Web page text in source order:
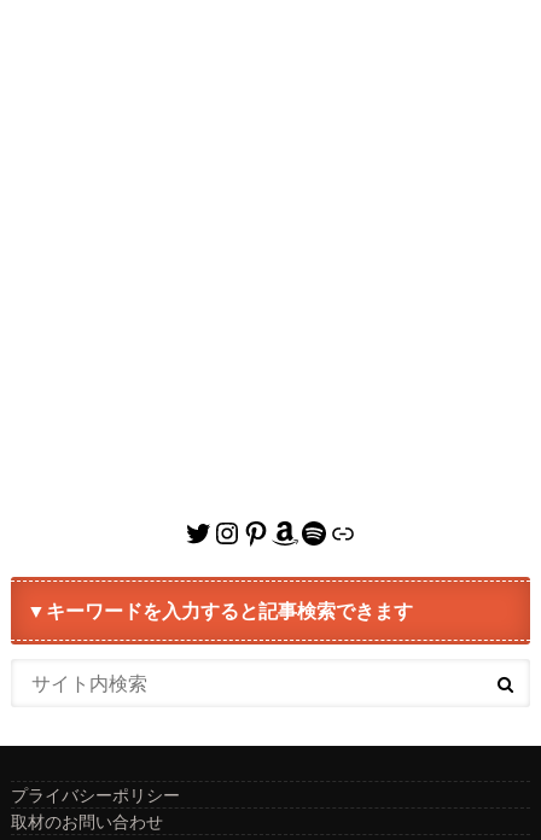
Twitter
Instagram
Pinterest
Amazon
Spotify
リンク
▼キーワードを入力すると記事検索できます
プライバシーポリシー
取材のお問い合わせ